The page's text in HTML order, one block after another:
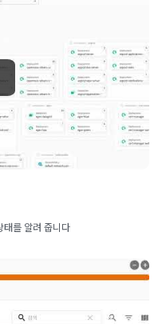
태를 알려 줍니다